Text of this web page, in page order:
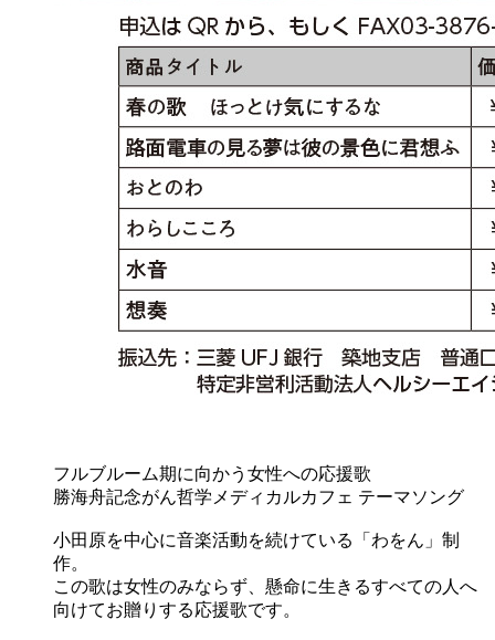
フルブルーム期に向かう女性への応援歌
勝海舟記念がん哲学メディカルカフェ テーマソング
小田原を中心に音楽活動を続けている「わをん」制
作。
この歌は女性のみならず、懸命に生きるすべての人へ
向けてお贈りする応援歌です。